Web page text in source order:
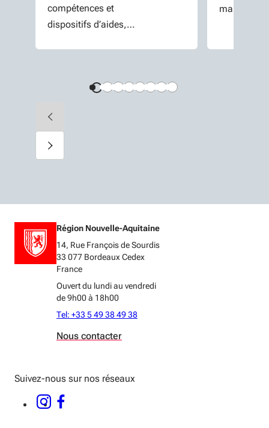
compétences et
dispositifs d’aides,
Région Nouvelle-Aquitaine
14, Rue François de Sourdis
33 077 Bordeaux Cedex
France
Ouvert du lundi au vendredi
de 9h00 à 18h00
Tel: +33 5 49 38 49 38
Nous contacter
Suivez-nous sur nos réseaux
INSTAGRAM - OUVERTURE DANS UNE NOUVELLE FENÊTRE
FACEBOOK - OUVERTURE DANS UNE NOUVELLE FENÊTRE